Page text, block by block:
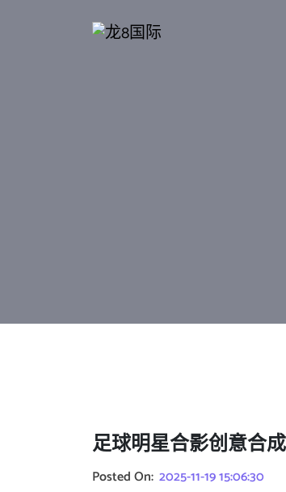
足球明星合影创意合
Posted On: 2025-11-19 15:06:30